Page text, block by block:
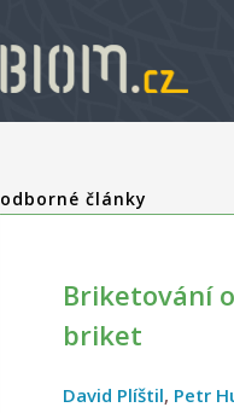
odborné články
Briketování
briket
David Plíštil, Petr